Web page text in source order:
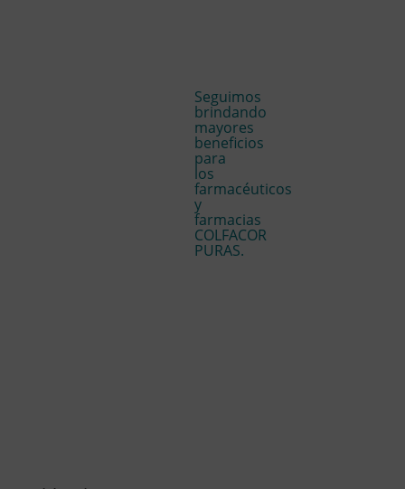
Seguimos
brindando
mayores
beneficios
para
los
farmacéuticos
y
farmacias
COLFACOR
PURAS.